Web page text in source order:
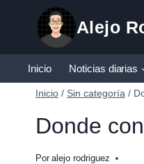
contenido
Alejo
Inicio Noticias diarias
Sin Categoría
Inicio / Sin categoría /
Donde
Por alejo rodriguez